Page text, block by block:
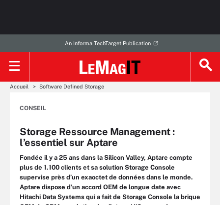
An Informa TechTarget Publication
Accueil Software Defined Storage
CONSEIL
Storage Ressource Management :
l’essentiel sur Aptare
Fondée il y a 25 ans dans la Silicon Valley, Aptare compte
plus de 1.100 clients et sa solution Storage Console
supervise près d’un exaoctet de données dans le monde.
Aptare dispose d’un accord OEM de longue date avec
Hitachi Data Systems qui a fait de Storage Console la brique